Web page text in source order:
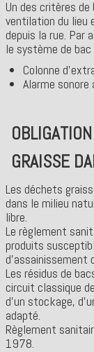
Un des critères
ventilation du lieu
depuis la rue. Par
le système de
Colonne
Alarme
GRAISSE
Les déchets
dans le milieu
libre.
Le règlement
produits
d'assainissement
Les résidus de
circuit classique
d'un stockage,
adapté.
Règlement
1978.